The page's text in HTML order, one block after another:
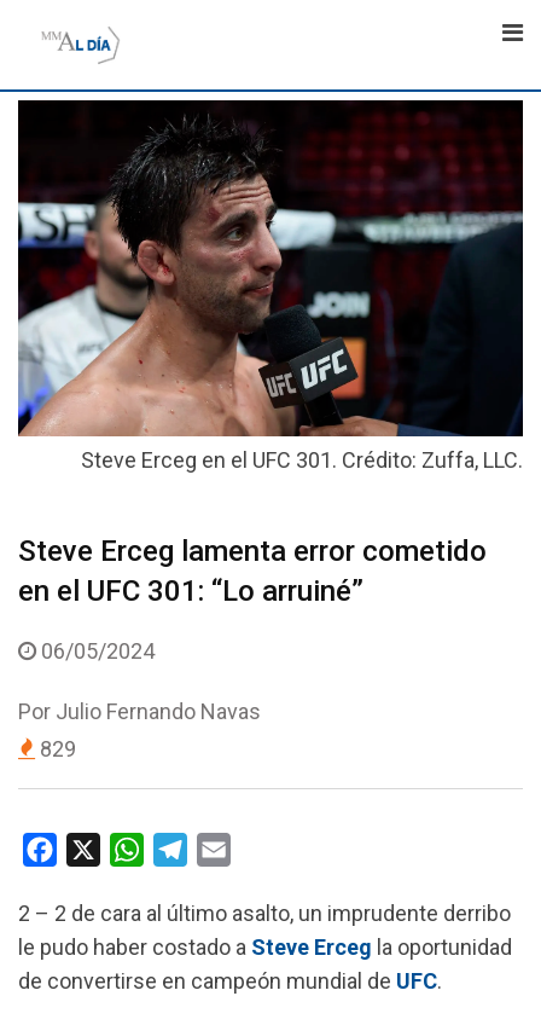
Steve Erceg en el UFC 301. Crédito: Zuffa, LLC.
Steve Erceg lamenta error cometido
en el UFC 301: “Lo arruiné”
06/05/2024
Por Julio Fernando Navas
829
c
e
b
W
a
t
s
l
e
g
a
l
2 – 2 de cara al último asalto, un imprudente derribo
le pudo haber costado a Steve Erceg la oportunidad
de convertirse en campeón mundial de UFC.